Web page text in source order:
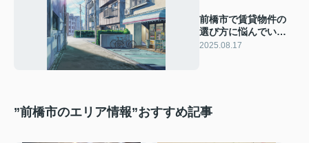
前橋市で賃貸物件の
選び方に悩んでいま
せんか？初心者向け
2025.08.17
”前橋市のエリア情報”おすすめ記事